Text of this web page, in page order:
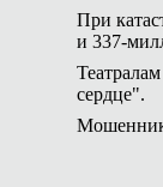
При
и 337-
сердце".